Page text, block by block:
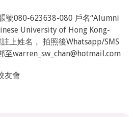
號080-623638-080 戶名“Alumni
University of Hong Kong-
上姓名， 拍照後Whatsapp/SMS
至warren_sw_chan@hotmail.com
友會